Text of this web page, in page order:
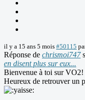
il y a 15 ans 5 mois #50115
Réponse de chrismoi747
en disent plus sur eux...
Bienvenue à toi sur VO2!
Heureux de retrouver un